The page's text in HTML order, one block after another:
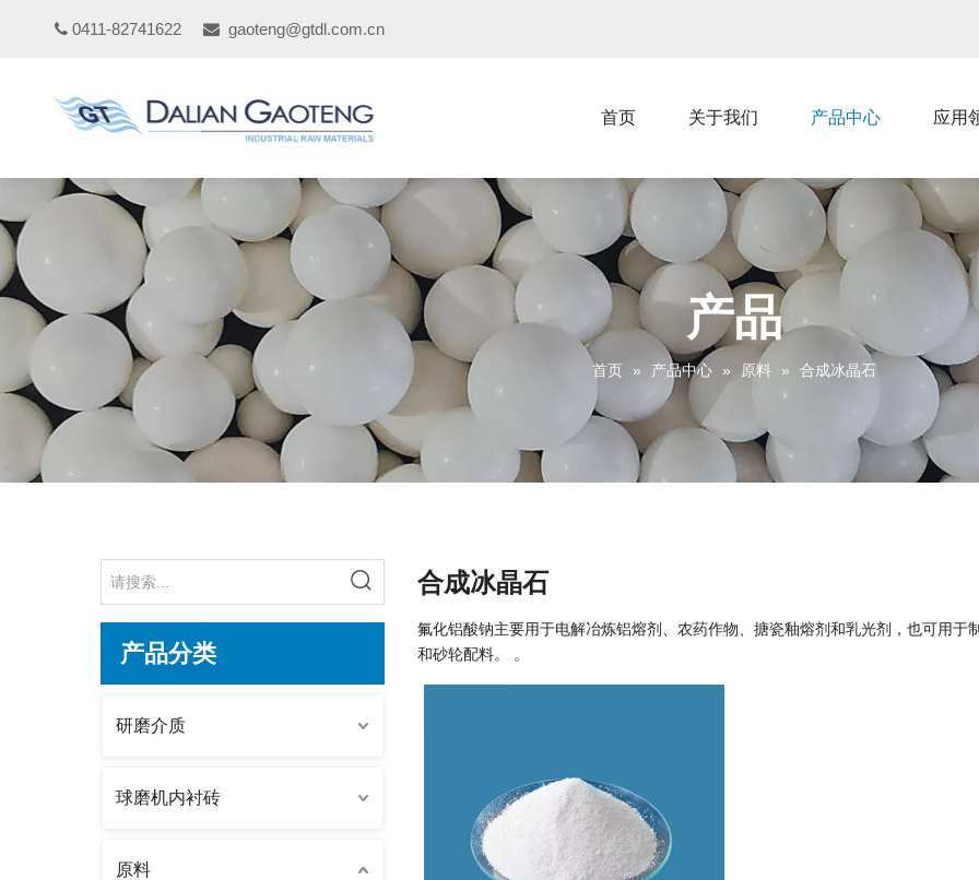
 0411-82741622  gaoteng@gtdl.com.cn
首页 关于我们 产品中心 应用
产品
首页 » 产品中心 » 原料 » 合成冰晶石
产品分类
研磨介质
球磨机内衬砖
原料
合成冰晶石
氟化铝酸钠主要用于电解冶炼铝熔剂、农药作物、搪瓷釉熔剂和乳光剂，也可用
和砂轮配料。 。